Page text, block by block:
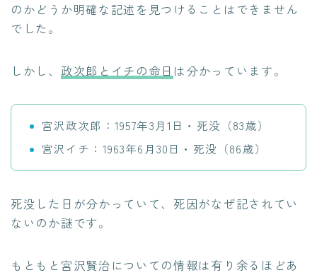
のかどうか明確な記述を見つけることはできません
でした。
しかし、 政次郎とイチの命日 は分かっています。
宮沢政次郎：1957年3月1日・死没（83歳）
宮沢イチ：1963年6月30日・死没（86歳）
死没した日が分かっていて、死因がなぜ記されてい
ないのか謎です。
もともと宮沢賢治についての情報は有り余るほどあ